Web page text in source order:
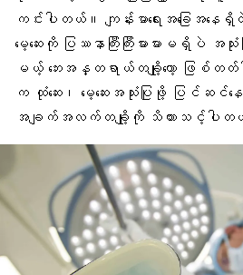
ကင်းပါတယ်။ ကျန်းမာရေးအခြေအနေရှိ
မေ့ဆေးကို ပြဿနာကြီးကြီးမားမားမရှိပဲ
မယ့် ဘေးအန္တရာယ်တချို့တော့ ဖြ
က ထုံဆေး၊ မေ့ဆေးအသုံးပြုဖို့ ပြင်ဆင်
အချက်အလက်တချို့ကို သိထားသင့်ပါတ